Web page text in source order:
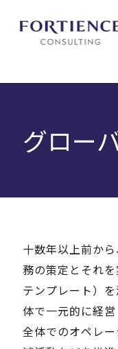
Expert
Company
グロー
十数年以上前か
務の策定とそれ
テンプレート）
体で一元的に経
全体でのオペレ